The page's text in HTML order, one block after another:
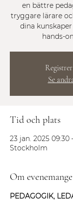
en bättre
tryggare lärare
dina
hands-
Se
Tid och plats
23 jan. 2025 09:30
Stockholm
Om
PEDAGOGIK,